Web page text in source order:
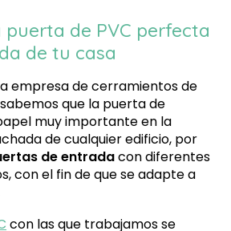
de PVC perfecta
de tu casa
empresa de cerramientos de
que la puerta de
muy importante en la
de cualquier edificio, por
de entradacon diferentes
con el fin de que se adapte a